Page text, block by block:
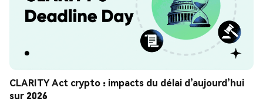
CLARITY Act crypto : impacts du délai d’aujourd’hui
sur 2026